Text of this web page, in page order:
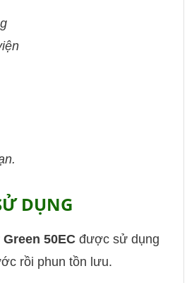
DỤNG
50EC được sử dụng
rồi phun tồn lưu.